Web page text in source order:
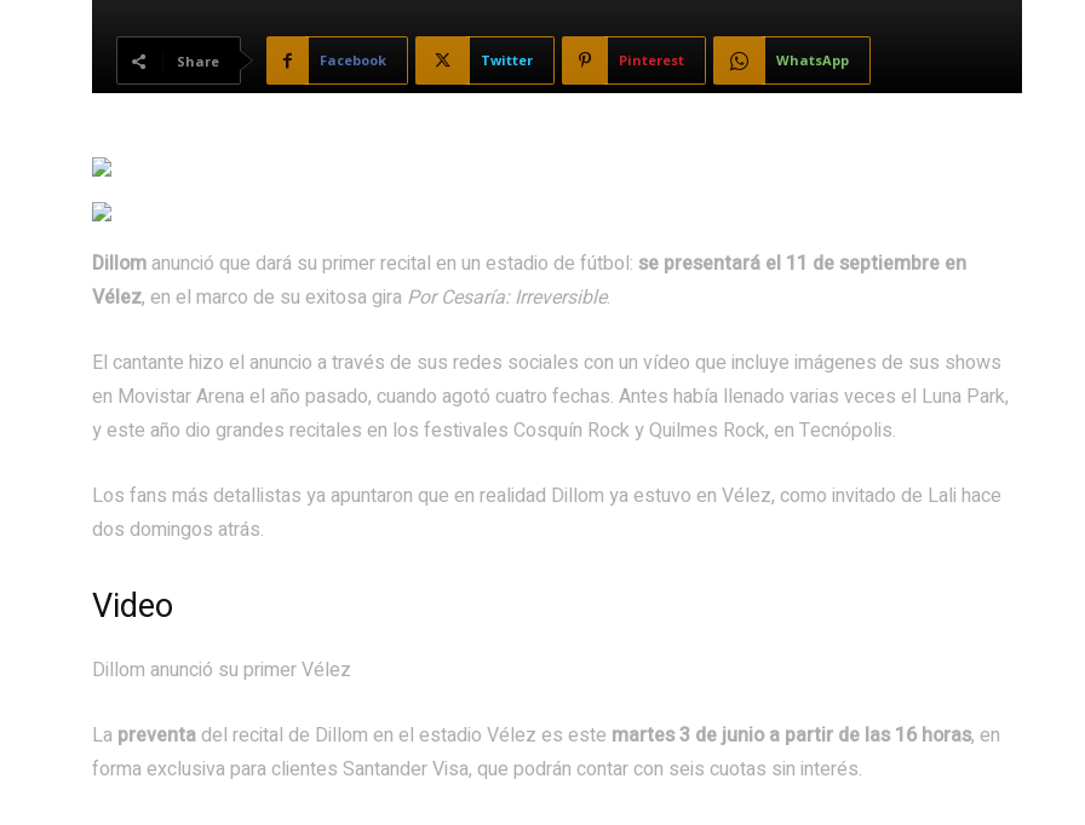
Share Facebook Twitter Pinterest WhatsApp
Dillom anunció que dará su primer recital en un estadio de fútbol: se presentará el 11 de septiembre en
Vélez, en el marco de su exitosa gira Por Cesaría: Irreversible.
El cantante hizo el anuncio a través de sus redes sociales con un vídeo que incluye imágenes de sus shows
en Movistar Arena el año pasado, cuando agotó cuatro fechas. Antes había llenado varias veces el Luna Park,
y este año dio grandes recitales en los festivales Cosquín Rock y Quilmes Rock, en Tecnópolis.
Los fans más detallistas ya apuntaron que en realidad Dillom ya estuvo en Vélez, como invitado de Lali hace
dos domingos atrás.
Video
Dillom anunció su primer Vélez
La preventadel recital de Dillom en el estadio Vélez es este martes 3 de junio a partir de las 16 horas, en
forma exclusiva para clientes Santander Visa, que podrán contar con seis cuotas sin interés.